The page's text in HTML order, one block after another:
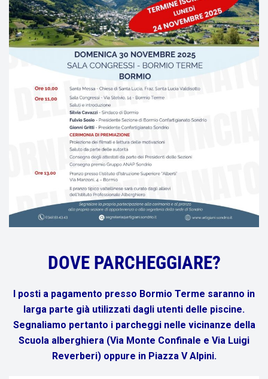
DOVE PARCHEGGIARE?
I posti a pagamento presso Bormio Terme saranno in
larga parte già utilizzati dagli utenti delle piscine.
Segnaliamo pertanto i parcheggi nelle vicinanze della
Scuola alberghiera (Via Monte Confinale e Via Luigi
Reverberi) oppure in Piazza V Alpini.